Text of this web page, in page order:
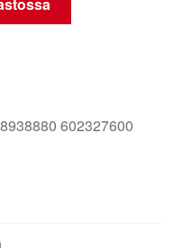
602327600